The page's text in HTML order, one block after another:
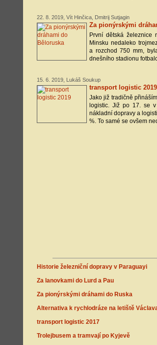
22. 8. 2019, Vít Hinčica, Dmitrij Sutjagin
Za pionýrskými
První dětská železnice
Minsku nedaleko
a rozchod 750 mm,
dnešního stadionu
15. 6. 2019, Lukáš Soukup
transport logistic 2019
Jako již tradičně
logistic. Již po 17. se
nákladní dopravy a
%. To samé se ovšem
Historie železniční dopravy v Paraguayi
Za lanovkami do Lurd a Pau
Za pionýrskými dráhami do Ruska
Alternativa k rychlodráze na letiště
transport logistic 2017
Trolejbusem a tramvají po Kyjevě